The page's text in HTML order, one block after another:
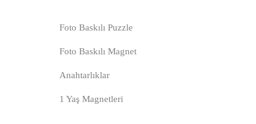
Foto Baskılı Puzzle
Foto Baskılı Magnet
Anahtarlıklar
1 Yaş Magnetleri